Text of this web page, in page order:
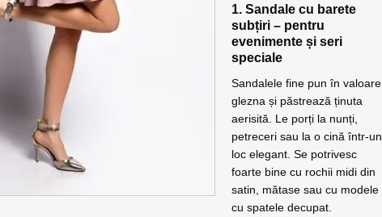
1. Sandale cu barete
subțiri – pentru
evenimente și seri
speciale
Sandalele fine pun în valoare
glezna și păstrează ținuta
aerisită. Le porți la nunți,
petreceri sau la o cină într-un
loc elegant. Se potrivesc
foarte bine cu rochii midi din
satin, mătase sau cu modele
cu spatele decupat.